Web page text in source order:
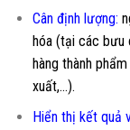
Cân định lượng:
hóa (tại các bưu
hàng thành
xuất,…).
Hiển thị kết quả